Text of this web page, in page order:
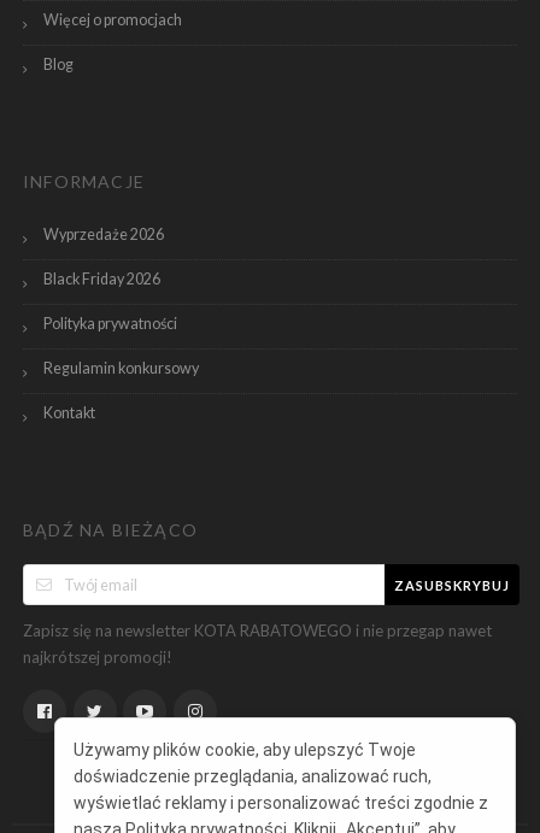
Więcej o promocjach
Blog
INFORMACJE
Wyprzedaże 2026
Black Friday 2026
Polityka prywatności
Regulamin konkursowy
Kontakt
BĄDŹ NA BIEŻĄCO
ZASUBSKRYBUJ
Zapisz się na newsletter KOTA RABATOWEGO i nie przegap nawet
najkrótszej promocji!
Używamy plików cookie, aby ulepszyć Twoje
doświadczenie przeglądania, analizować ruch,
wyświetlać reklamy i personalizować treści zgodnie z